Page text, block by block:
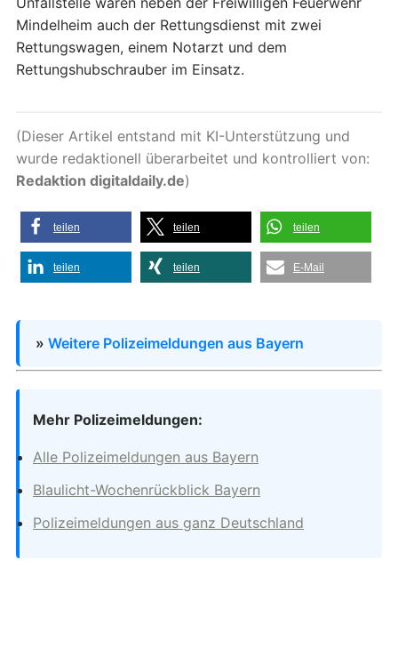
Mindelheim auch der Rettungsdienst mit zwei
Rettungswagen, einem Notarzt und dem
Rettungshubschrauber im Einsatz.
(Dieser Artikel entstand mit KI-Unterstützung und
wurde redaktionell überarbeitet und kontrolliert von:
Redaktion digitaldaily.de)
teilen teilen teilen
teilen teilen E-Mail
» Weitere Polizeimeldungen aus Bayern
Mehr Polizeimeldungen:
Alle Polizeimeldungen aus Bayern
Blaulicht-Wochenrückblick Bayern
Polizeimeldungen aus ganz Deutschland